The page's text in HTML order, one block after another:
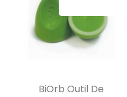
Aperçu rapide
BiOrb Outil De